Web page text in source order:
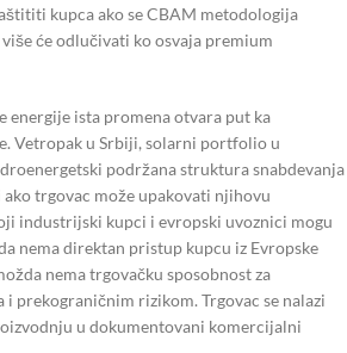
kupca ako se CBAM metodologija
će odlučivati ko osvaja premium
energije ista promena otvara put ka
Vetropak u Srbiji, solarni portfolio u
podržana struktura snabdevanja
trgovac može upakovati njihovu
industrijski kupci i evropski uvoznici mogu
nema direktan pristup kupcu iz Evropske
nema trgovačku sposobnost za
prekograničnim rizikom. Trgovac se nalazi
u dokumentovani komercijalni